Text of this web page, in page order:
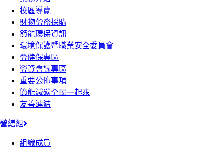
校區導覽
財物勞務採購
節能環保資訊
環境保護暨職業安全委員會
勞健保專區
勞資會議專區
重要公佈事項
節能減碳全民一起來
友善連結
營繕組
組織成員